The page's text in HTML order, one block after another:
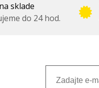
sklade
do 24 hod.